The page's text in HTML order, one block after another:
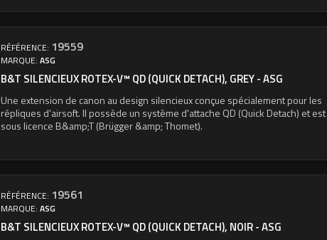
RÉFÉRENCE: 19559
MARQUE:ASG
B&T SILENCIEUX ROTEX-V™ QD (QUICK DETACH), GREY - ASG
Une extension de canon au design silencieux conçue spécialement pour les
répliques d'airsoft. Il possède un système d'attache QD (Quick Detach) et est
sous licence B&amp;T (Brügger &amp; Thomet).
RÉFÉRENCE: 19561
MARQUE:ASG
B&T SILENCIEUX ROTEX-V™ QD (QUICK DETACH), NOIR - ASG